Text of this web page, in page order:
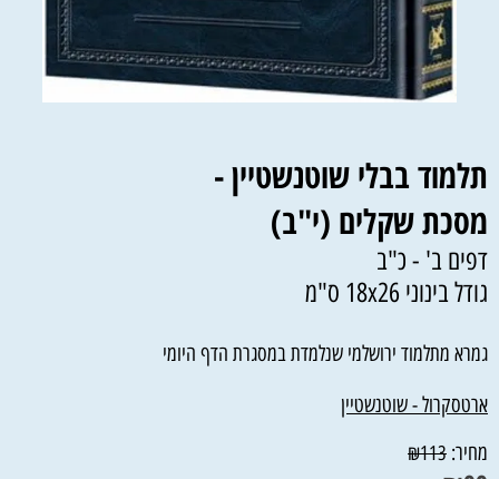
תלמוד בבלי שוטנשטיין -
מסכת שקלים (י"ב)
דפים ב' - כ"ב
גודל בינוני 18x26 ס"מ
גמרא מתלמוד ירושלמי שנלמדת במסגרת הדף היומי
ארטסקרול - שוטנשטיין
מחיר:
₪113